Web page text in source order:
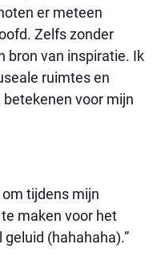
er meteen
Zelfs zonder
bron van inspiratie. Ik
ruimtes en
voor mijn
tijdens mijn
maken voor het
(hahahaha).”